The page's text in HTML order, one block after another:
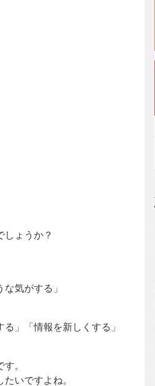
しょうか？
気がする」
」「情報を新しくする」
。
いですよね。